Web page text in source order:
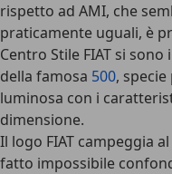
rispetto ad AMI, che
praticamente uguali, è
Centro Stile FIAT si
della famosa 500,
luminosa con i
dimensione.
Il logo FIAT campeggia
fatto impossibile